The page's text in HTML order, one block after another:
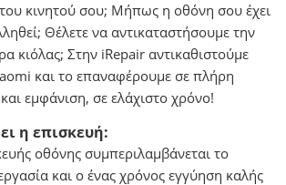
κινητού σου; Μήπως η οθόνη σου έχει
Θέλετε να αντικαταστήσουμε την
κιόλας; Στην iRepair αντικαθιστούμε
και το επαναφέρουμε σε πλήρη
εμφάνιση, σε ελάχιστο χρόνο!
η επισκευή:
οθόνης συμπεριλαμβάνεται το
και o ένας χρόνος εγγύηση καλής